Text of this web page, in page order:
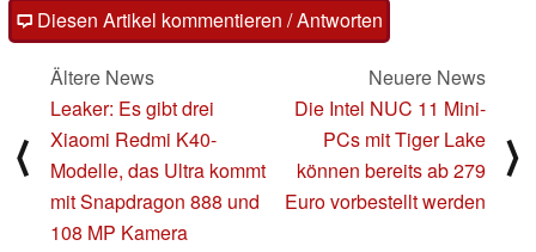
Diesen Artikel kommentieren / Antworten
⟨
Ältere News
Leaker: Es gibt drei
Xiaomi Redmi K40-
Modelle, das Ultra kommt
mit Snapdragon 888 und
108 MP Kamera
Neuere News
Die Intel NUC 11 Mini-
PCs mit Tiger Lake
können bereits ab 279
Euro vorbestellt werden
⟩